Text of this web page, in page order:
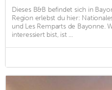
Dieses B&B befindet sich in
Region erlebst du hier:
und Les Remparts de Bayonne.
interessiert bist, ist ...